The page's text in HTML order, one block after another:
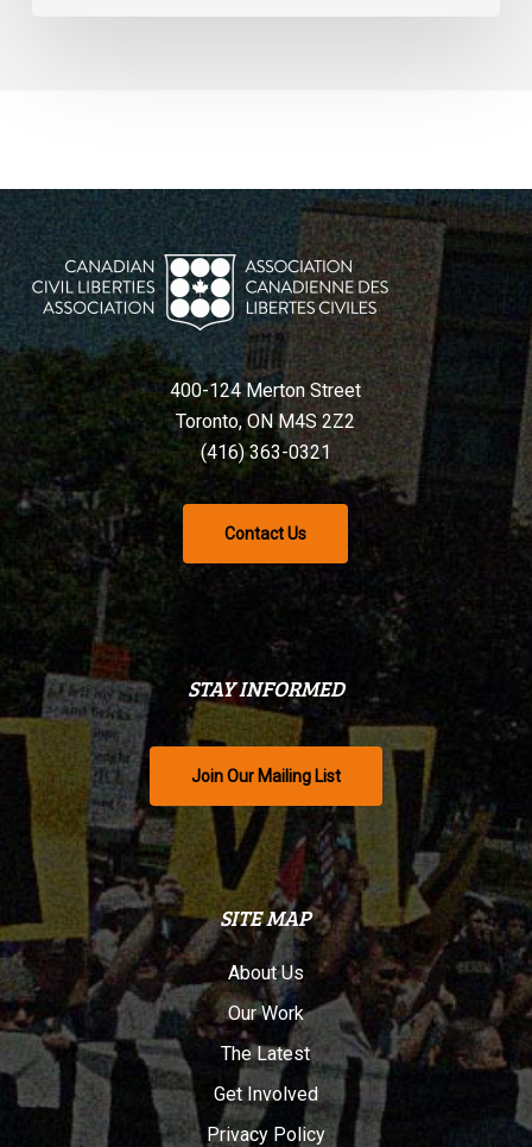
400-124 Merton Street
Toronto, ON M4S 2Z2
(416) 363-0321
Contact Us
STAY INFORMED
Join Our Mailing List
SITE MAP
About Us
Our Work
The Latest
Get Involved
Privacy Policy